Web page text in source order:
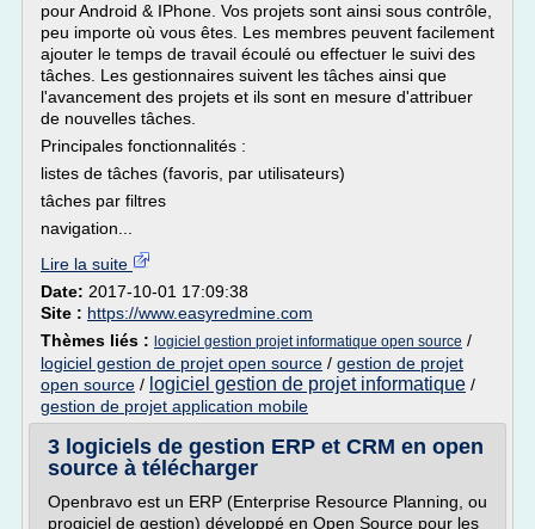
pour Android & IPhone. Vos projets sont ainsi sous contrôle,
peu importe où vous êtes. Les membres peuvent facilement
ajouter le temps de travail écoulé ou effectuer le suivi des
tâches. Les gestionnaires suivent les tâches ainsi que
l'avancement des projets et ils sont en mesure d'attribuer
de nouvelles tâches.
Principales fonctionnalités :
listes de tâches (favoris, par utilisateurs)
tâches par filtres
navigation...
Lire la suite
Date: 2017-10-01 17:09:38
Site : https://www.easyredmine.com
Thèmes liés : logiciel gestion projet informatique open source /
logiciel gestion de projet open source / gestion de projet
open source / logiciel gestion de projet informatique /
gestion de projet application mobile
3 logiciels de gestion ERP et CRM en open
source à télécharger
Openbravo est un ERP (Enterprise Resource Planning, ou
progiciel de gestion) développé en Open Source pour les